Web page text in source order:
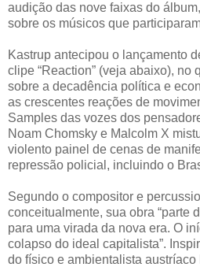
audição das nove faixas do
sobre os músicos que
Kastrup antecipou o lançamento
clipe “Reaction” (veja abaixo), no
sobre a decadência política e
as crescentes reações de
Samples das vozes dos
Noam Chomsky e Malcolm X
violento painel de cenas de
repressão policial, incluindo o
Segundo o compositor e
conceitualmente, sua obra “parte
para uma virada da nova era. O
colapso do ideal capitalista”.
do físico e ambientalista